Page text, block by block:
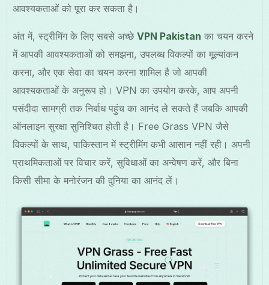
आवश्यकताओं को पूरा कर सकता है।
अंत में, स्ट्रीमिंग के लिए सबसे अच्छेVPN Pakistan का चयन करने
में आपकी आवश्यकताओं को समझना, उपलब्ध विकल्पों का मूल्यांकन
करना, और एक सेवा का चयन करना शामिल है जो आपकी
आवश्यकताओं के अनुरूप हो। VPN का उपयोग करके, आप अपनी
पसंदीदा सामग्री तक निर्बाध पहुंच का आनंद ले सकते हैं जबकि आपकी
ऑनलाइन सुरक्षा सुनिश्चित होती है। Free Grass VPN जैसे
विकल्पों के साथ, पाकिस्तान में स्ट्रीमिंग कभी आसान नहीं रही। अपनी
प्राथमिकताओं पर विचार करें, सुविधाओं का अन्वेषण करें, और बिना
किसी सीमा के मनोरंजन की दुनिया का आनंद लें।